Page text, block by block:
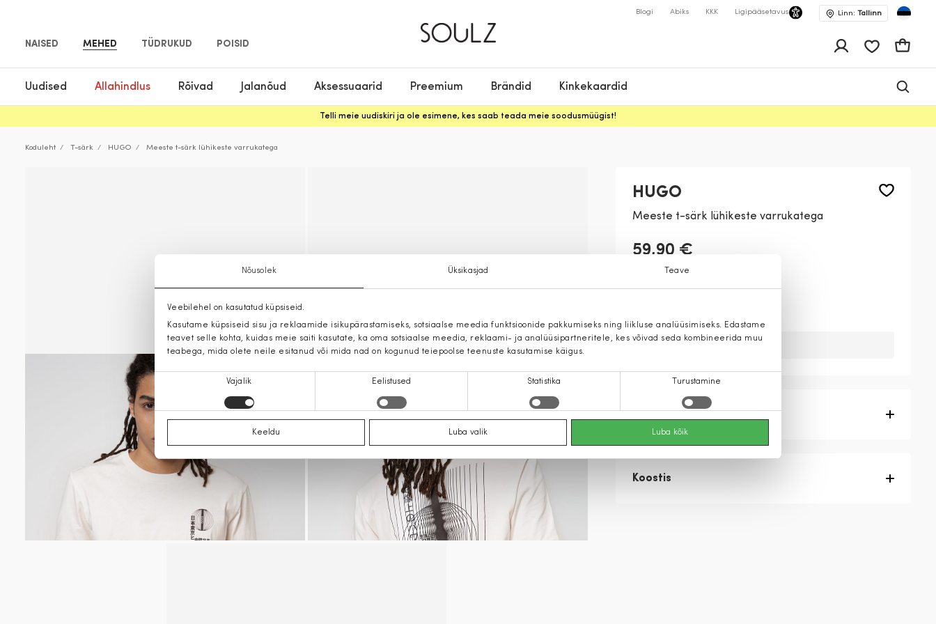
Nõusolek Üksikasjad Teave
Veebilehel on kasutatud küpsiseid.
Kasutame küpsiseid sisu ja reklaamide isikupärastamiseks, sotsiaalse meedia funktsioonide pakkumiseks ning liikluse analüüsimiseks. Edastame
teavet selle kohta, kuidas meie saiti kasutate, ka oma sotsiaalse meedia, reklaami- ja analüüsipartneritele, kes võivad seda kombineerida muu
teabega, mida olete neile esitanud või mida nad on kogunud teiepoolse teenuste kasutamise käigus.
valik
Vajalik Eelistused Statistika Turustamine
Keeldu Luba valik Luba kõik
NAISED MEHED TÜDRUKUD POISID
Blogi Abiks KKK Ligipääsetavus Linn: Tallinn
Uudised Allahindlus Rõivad Jalanõud Aksessuaarid Preemium Brändid Kinkekaardid
Telli meie uudiskiri ja ole esimene, kes saab teada meie soodusmüügist!
Koduleht T-särk HUGO Meeste t-särk lühikeste varrukatega
HUGO
Meeste t-särk lühikeste varrukatega
59,90 €
Tootekirjeldus
Koostis